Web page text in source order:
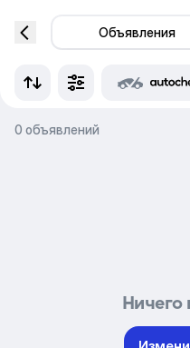
Объявления
0 объявлений
Ничего